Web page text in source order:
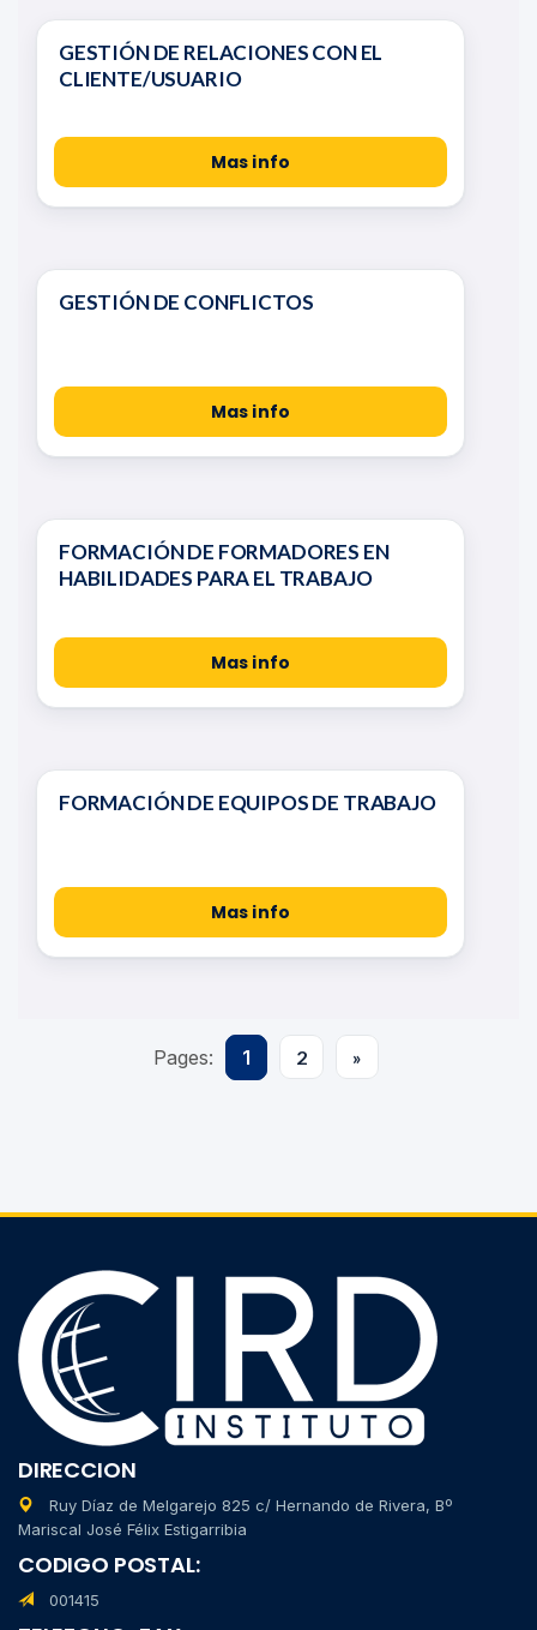
GESTIÓN DE RELACIONES CON EL
CLIENTE/USUARIO
Mas info
GESTIÓN DE CONFLICTOS
Mas info
FORMACIÓN DE FORMADORES EN
HABILIDADES PARA EL TRABAJO
Mas info
FORMACIÓN DE EQUIPOS DE TRABAJO
Mas info
Pages: 1 2 »
DIRECCION
Ruy Díaz de Melgarejo 825 c/ Hernando de Rivera, Bº
Mariscal José Félix Estigarribia
CODIGO POSTAL:
001415